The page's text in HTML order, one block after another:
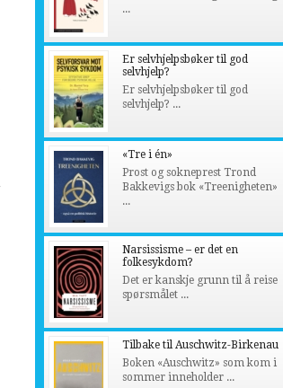
...
Er selvhjelpsbøker til god
selvhjelp?
Er selvhjelpsbøker til god
selvhjelp? ...
«Tre i én»
Prost og sokneprest Trond
Bakkevigs bok «Treenigheten»
...
Narsissisme – er det en
folkesykdom?
Det er kanskje grunn til å reise
spørsmålet ...
Tilbake til Auschwitz-Birkenau
Boken «Auschwitz» som kom i
sommer inneholder ...